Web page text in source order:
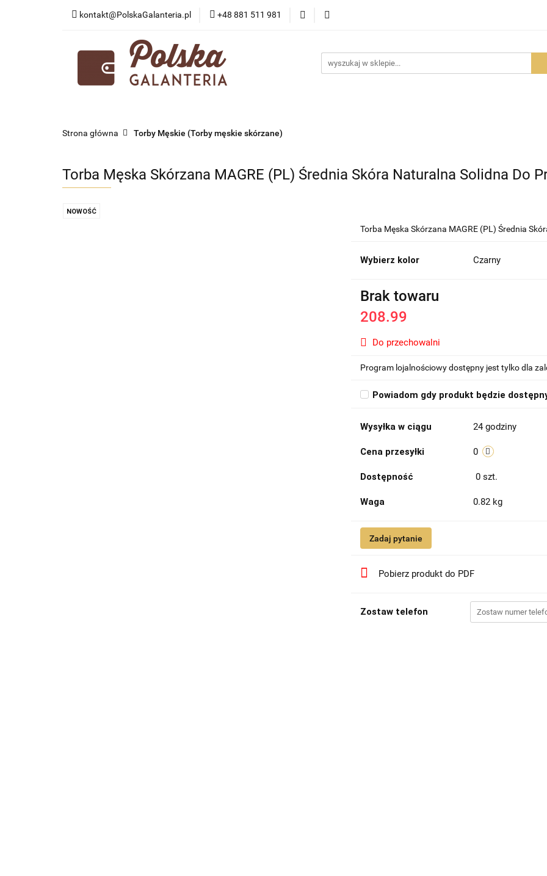
kontakt@PolskaGalanteria.pl +48 881 511 981
KATEGORIE NOWOŚCI PROMOCJE
PORADY I AKTUALNOŚCI
Strona główna Torby Męskie (Torby męskie skórzane)
Torba Męska Skórzana MAGRE (PL) Średnia Skóra Naturalna Solidna Do
NOWOŚĆ
Torba Męska Skórzana MAGRE (PL) Średnia
Wybierz kolor Czarny
Brak towaru
208.99
Do przechowalni
Program lojalnościowy dostępny jest tylko dla
Powiadom gdy produkt będzie
Wysyłka w ciągu 24 godziny
Cena przesyłki 0
Dostępność 0 szt.
Waga 0.82 kg
Zadaj pytanie
Pobierz produkt do PDF
Zostaw telefon